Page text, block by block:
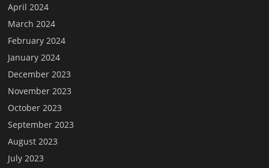
April 2024
March 2024
February 2024
January 2024
December 2023
November 2023
October 2023
September 2023
August 2023
July 2023